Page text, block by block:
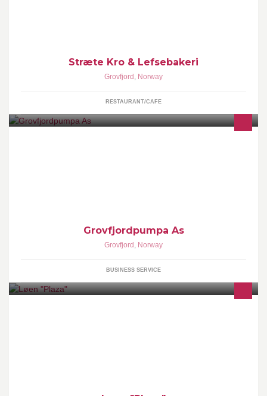
Stræte Kro & Lefsebakeri
Grovfjord , Norway
RESTAURANT/CAFE
Grovfjordpumpa As
Grovfjord , Norway
BUSINESS SERVICE